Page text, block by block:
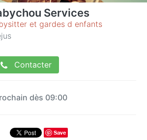
Services
et gardes d enfants
Contacter
dès 09:00
Save